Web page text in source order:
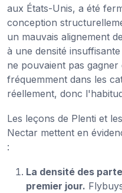
aux États-Unis, a été
conception
un mauvais alignement
à une densité
ne pouvaient pas gagner
fréquemment dans les
réellement, donc
Les leçons de Plenti et
Nectar mettent en
:
La densité des
premier jour.